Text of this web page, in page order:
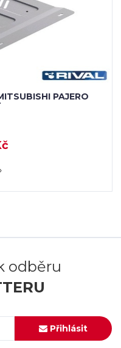
PAJERO
odběru
Přihlásit